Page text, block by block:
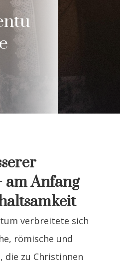
Anfang
verbreitete sich
römische und
die zu Christinnen